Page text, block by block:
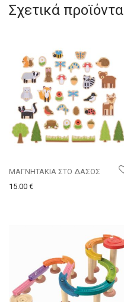
Σχετικά προϊόντα
ΜΑΓΝΗΤΑΚΙΑ ΣΤΟ ΔΑΣΟΣ
15.00 €